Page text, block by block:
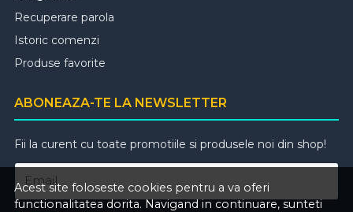
Acest site foloseste cookies pentru a va oferi
functionalitatea dorita. Navigand in continuare, sunteti
Recuperare parola
Istoric comenzi
Produse favorite
ABONEAZA-TE LA NEWSLETTER
Fii la curent cu toate promotiile si produsele noi din shop!
Email